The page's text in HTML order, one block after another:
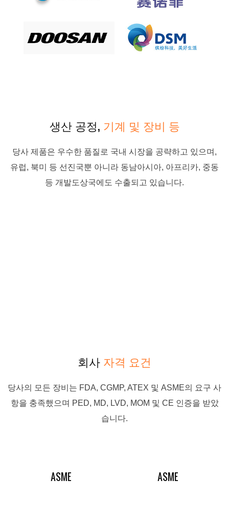
생산 공정, 기계 및 장비 등
당사 제품은 우수한 품질로 국내 시장을 공략하고 있으며,
유럽, 북미 등 선진국뿐 아니라 동남아시아, 아프리카, 중동
등 개발도상국에도 수출되고 있습니다.
회사 자격 요건
당사의 모든 장비는 FDA, CGMP, ATEX 및 ASME의 요구 사
항을 충족했으며 PED, MD, LVD, MOM 및 CE 인증을 받았
습니다.
ASME ASME